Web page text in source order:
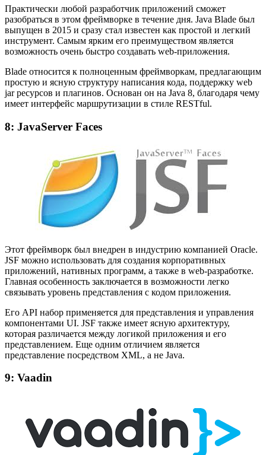
Практически любой разработчик приложений сможет
разобраться в этом фреймворке в течение дня. Java Blade был
выпущен в 2015 и сразу стал известен как простой и легкий
инструмент. Самым ярким его преимуществом является
возможность очень быстро создавать web-приложения.
Blade относится к полноценным фреймворкам, предлагающим
простую и ясную структуру написания кода, поддержку web
jar ресурсов и плагинов. Основан он на Java 8, благодаря чему
имеет интерфейс маршрутизации в стиле RESTful.
8: JavaServer Faces
Этот фреймворк был внедрен в индустрию компанией Oracle.
JSF можно использовать для создания корпоративных
приложений, нативных программ, а также в web-разработке.
Главная особенность заключается в возможности легко
связывать уровень представления с кодом приложения.
Его API набор применяется для представления и управления
компонентами UI. JSF также имеет ясную архитектуру,
которая различается между логикой приложения и его
представлением. Еще одним отличием является
представление посредством XML, а не Java.
9: Vaadin